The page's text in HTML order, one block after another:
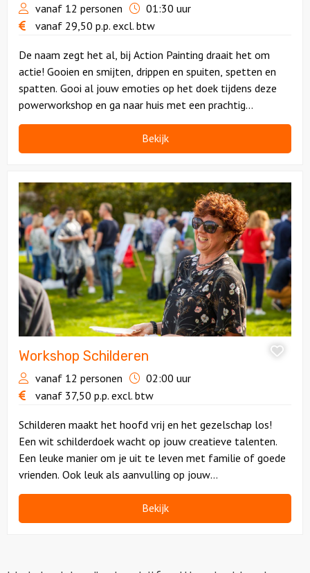
vanaf 12 personen
01:30 uur
vanaf 29,50 p.p. excl. btw
De naam zegt het al, bij Action Painting draait het om
actie! Gooien en smijten, drippen en spuiten, spetten en
spatten. Gooi al jouw emoties op het doek tijdens deze
powerworkshop en ga naar huis met een prachtig
eindresultaat.
Bekijk
Workshop
Schilderen
Workshop Schilderen
vanaf 12 personen
02:00 uur
vanaf 37,50 p.p. excl. btw
Schilderen maakt het hoofd vrij en het gezelschap los!
Een wit schilderdoek wacht op jouw creatieve talenten.
Een leuke manier om je uit te leven met familie of goede
vrienden. Ook leuk als aanvulling op jouw
vergaderarrangement of teambuildingactiviteit.
Bekijk